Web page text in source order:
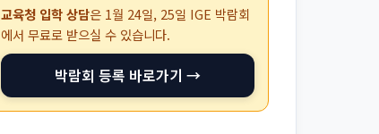
교육청 입학 상담은 1월 24일, 25일 IGE 박람회
에서 무료로 받으실 수 있습니다.
박람회 등록 바로가기 →